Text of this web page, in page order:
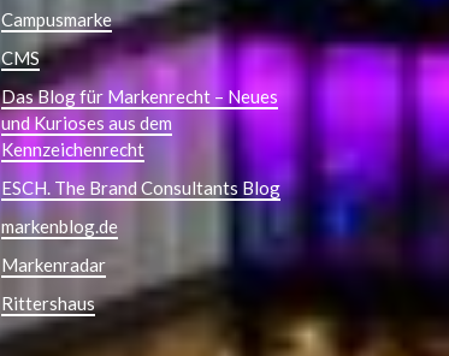
Campusmarke
CMS
Das Blog für Markenrecht – Neues
und Kurioses aus dem
Kennzeichenrecht
ESCH. The Brand Consultants Blog
markenblog.de
Markenradar
Rittershaus